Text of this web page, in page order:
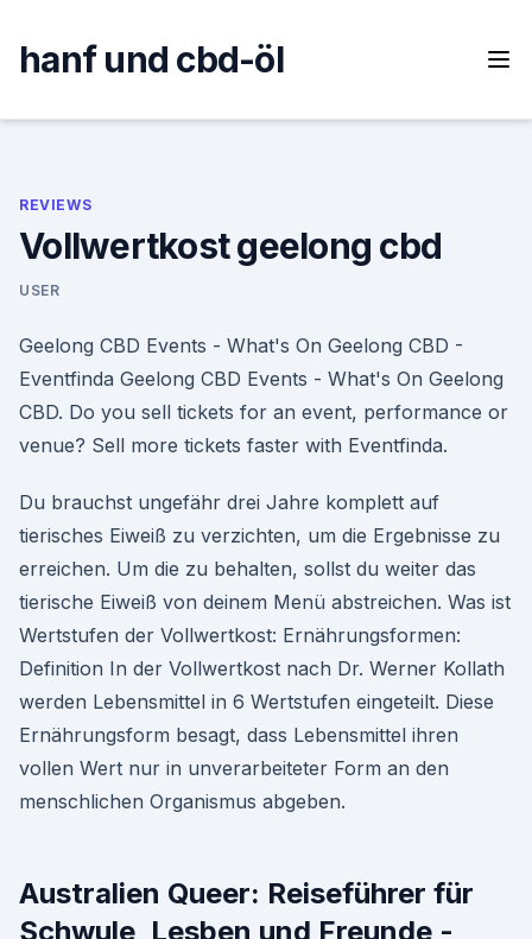
content
hanf und cbd-öl
REVIEWS
Vollwertkost geelong cbd
USER
Geelong CBD Events - What's On Geelong CBD -
Eventfinda Geelong CBD Events - What's On Geelong
CBD. Do you sell tickets for an event, performance or
venue? Sell more tickets faster with Eventfinda.
Du brauchst ungefähr drei Jahre komplett auf
tierisches Eiweiß zu verzichten, um die Ergebnisse zu
erreichen. Um die zu behalten, sollst du weiter das
tierische Eiweiß von deinem Menü abstreichen. Was ist
Wertstufen der Vollwertkost: Ernährungsformen:
Definition In der Vollwertkost nach Dr. Werner Kollath
werden Lebensmittel in 6 Wertstufen eingeteilt. Diese
Ernährungsform besagt, dass Lebensmittel ihren
vollen Wert nur in unverarbeiteter Form an den
menschlichen Organismus abgeben.
Australien Queer: Reiseführer für
Schwule, Lesben und Freunde -